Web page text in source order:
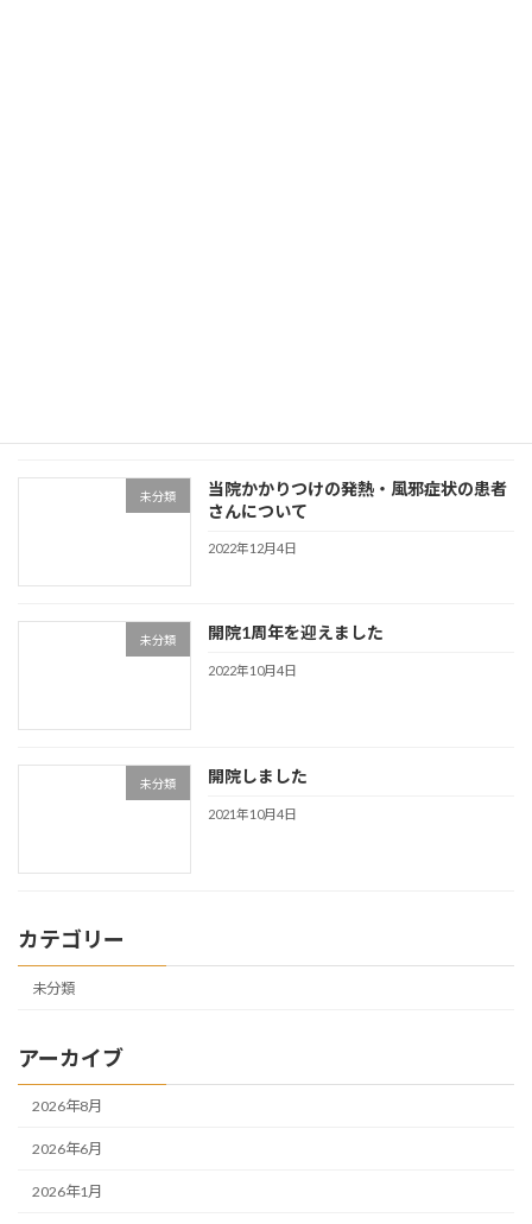
未分類
当院かかりつけの発熱・風邪症状の患者
さんについて
2022年12月4日
未分類 開院1周年を迎えました
2022年10月4日
未分類 開院しました
2021年10月4日
カテゴリー
未分類
アーカイブ
2026年8月
2026年6月
2026年1月